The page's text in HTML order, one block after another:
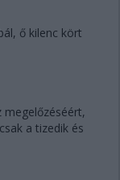
ő kilenc kört
megelőzéséért,
a tizedik és